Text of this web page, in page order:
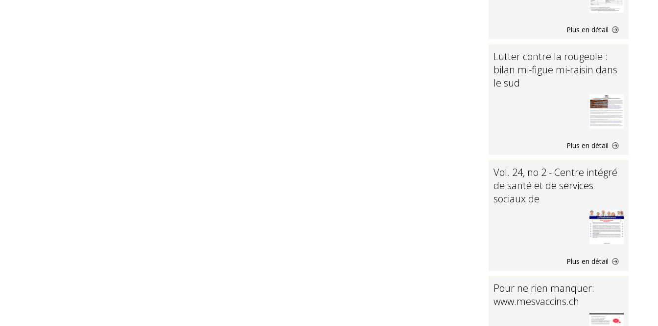
Plus en détail
Lutter contre la rougeole :
bilan mi-figue mi-raisin dans
le sud
Plus en détail
Vol. 24, no 2 - Centre intégré
de santé et de services
sociaux de
Plus en détail
Pour ne rien manquer:
www.mesvaccins.ch